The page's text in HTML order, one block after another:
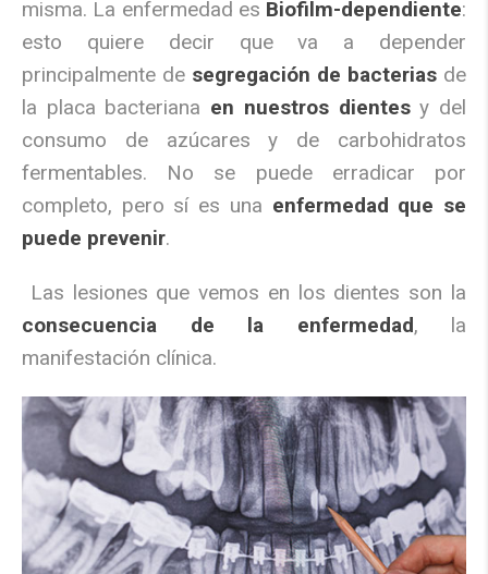
misma. La enfermedad es Biofilm-dependiente:
esto quiere decir que va a depender
principalmente de segregación de bacterias de
la placa bacteriana en nuestros dientesy del
consumo de azúcares y de carbohidratos
fermentables. No se puede erradicar por
completo, pero sí es una enfermedad que se
puede prevenir.
Las lesiones que vemos en los dientes son la
consecuencia de la enfermedad, la
manifestación clínica.